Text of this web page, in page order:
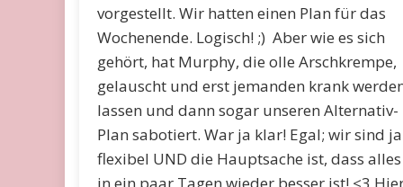
vorgestellt. Wir hatten einen Plan für das
Wochenende. Logisch! ;) Aber wie es sich
gehört, hat Murphy, die olle Arschkrempe,
gelauscht und erst jemanden krank
lassen und dann sogar unseren Alternativ-
Plan sabotiert. War ja klar! Egal; wir sind ja
flexibel UND die Hauptsache ist, dass alles
in ein paar Tagen wieder besser ist! <3